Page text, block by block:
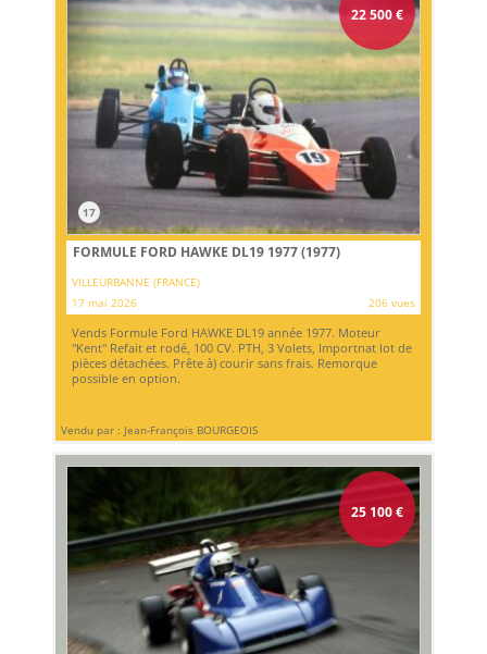
22 500€
17
FORMULE FORD HAWKE DL19 1977 (1977)
VILLEURBANNE (FRANCE)
17 mai 2026
206 vues
Vends Formule Ford HAWKE DL19 année 1977. Moteur
"Kent" Refait et rodé, 100 CV. PTH, 3 Volets, Importnat lot de
pièces détachées. Prête à) courir sans frais. Remorque
possible en option.
Vendu par : Jean-François BOURGEOIS
25 100€